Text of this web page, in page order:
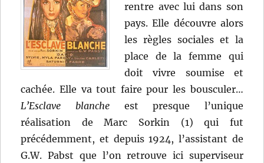
rentre avec lui dans son
pays. Elle découvre alors
les règles sociales et la
place de la femme qui
doit vivre soumise et
cachée. Elle va tout faire pour les bousculer…
L’Esclave blancheest presque l’unique
réalisation de Marc Sorkin (1) qui fut
précédemment, et depuis 1924, l’assistant de
G.W. Pabst que l’on retrouve ici superviseur